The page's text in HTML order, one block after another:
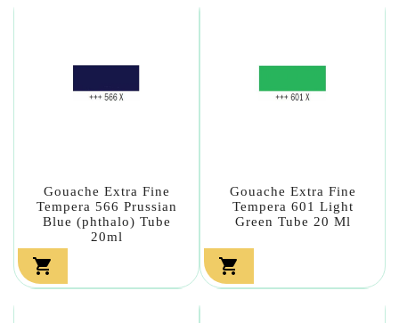
Gouache Extra Fine
Tempera 566 Prussian
Blue (phthalo) Tube
20ml

Gouache Extra Fine
Tempera 601 Light
Green Tube 20 Ml
